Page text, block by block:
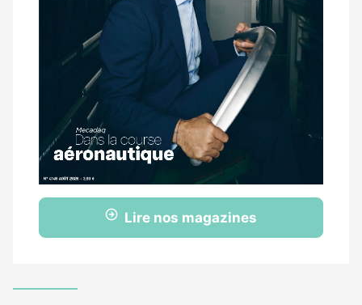
Lire nos magazines